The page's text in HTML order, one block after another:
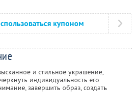
купоном
и стильное украшение,
индивидуальность его
завершить образ, создать